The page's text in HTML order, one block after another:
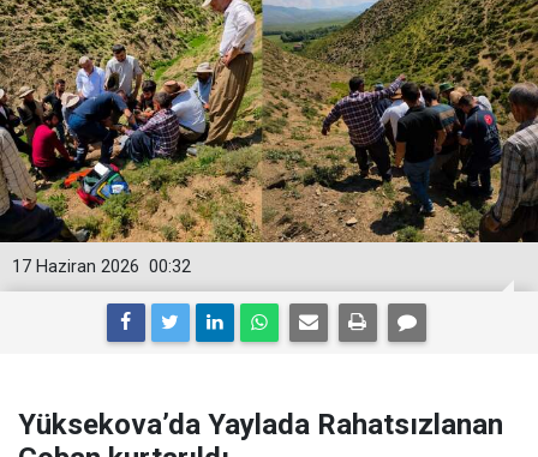
00:32
17 Haziran 2026
Yüksekova’da Yaylada Rahatsızlanan